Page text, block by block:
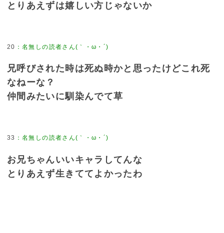
とりあえずは嬉しい方じゃないか
20 ：名無しの読者さん(｀・ω・´)
兄呼びされた時は死ぬ時かと思ったけどこれ死
なねーな？
仲間みたいに馴染んでて草
33 ：名無しの読者さん(｀・ω・´)
お兄ちゃんいいキャラしてんな
とりあえず生きててよかったわ